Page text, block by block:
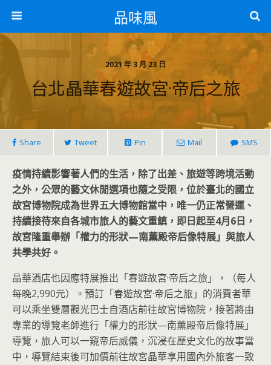
品味風
2021 年 3 月 23 日
台北晶華春遊故宮·帝后之旅
Share Tweet Pin Mail SMS
疫情持續影響著人們的生活，除了出差、旅遊等跨境活動
之外，公眾的藝文休閒選項也隨之受限，位於臺北的國立
故宮博物院成為世界五大博物館當中，唯一仍正常營運、
持續接待來自各城市旅人的藝文重鎮，即日起至4月6日，
故宮隆重舉辦「權力的形狀—南薫殿帝后像特展」與旅人
共學共好。
晶華酒店也因應特展推出「春遊故宮·帝后之旅」，（每人
每晚2,990元）。預訂「春遊故宮·帝后之旅」的消費者華
可以乘坐雙層觀光巴士自酒店前往故宮博物院，接著將由
專業的導覽老師進行「權力的形狀—南薫殿帝后像特展」
導覽，旅人可以一窺帝后威儀，沉浸在歷史文化的故事當
中，導覽結束後可加價前往故宮晶華享用國內外旅客一致